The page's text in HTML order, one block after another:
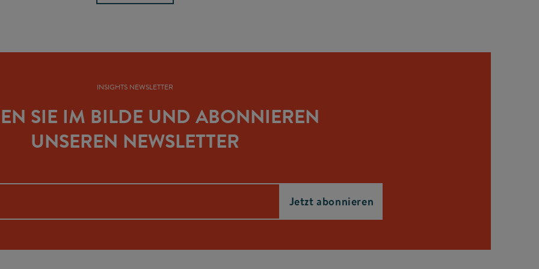
INSIGHTS NEWSLETTER
SIE IM BILDE UND ABONNIEREN
UNSEREN NEWSLETTER